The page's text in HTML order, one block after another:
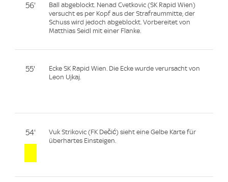
56'
Ball abgeblockt. Nenad Cvetkovic (SK Rapid Wien)
versucht es per Kopf aus der Strafraummitte, der
Schuss wird jedoch abgeblockt. Vorbereitet von
Matthias Seidl mit einer Flanke.
55'
Ecke SK Rapid Wien. Die Ecke wurde verursacht von
Leon Ujkaj.
54'
Vuk Strikovic (FK Dečić) sieht eine Gelbe Karte für
überhartes Einsteigen.